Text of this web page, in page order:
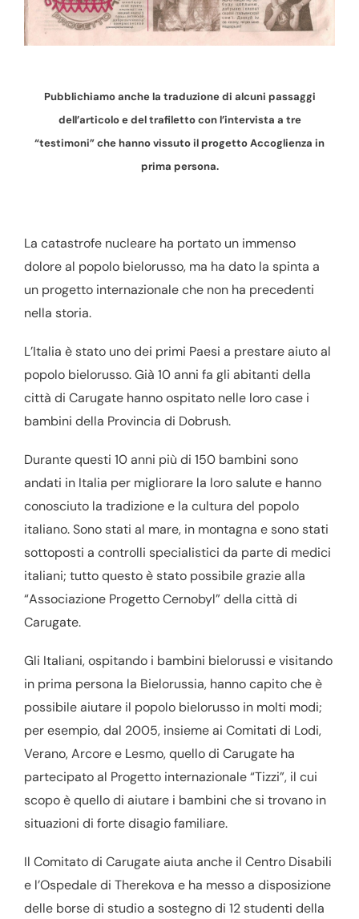
Pubblichiamo anche la traduzione di alcuni passaggi
dell’articolo e del trafiletto con l’intervista a tre
“testimoni” che hanno vissuto il progetto Accoglienza in
prima persona.
La catastrofe nucleare ha portato un immenso
dolore al popolo bielorusso, ma ha dato la spinta a
un progetto internazionale che non ha precedenti
nella storia.
L’Italia è stato uno dei primi Paesi a prestare aiuto al
popolo bielorusso. Già 10 anni fa gli abitanti della
città di Carugate hanno ospitato nelle loro case i
bambini della Provincia di Dobrush.
Durante questi 10 anni più di 150 bambini sono
andati in Italia per migliorare la loro salute e hanno
conosciuto la tradizione e la cultura del popolo
italiano. Sono stati al mare, in montagna e sono stati
sottoposti a controlli specialistici da parte di medici
italiani; tutto questo è stato possibile grazie alla
“Associazione Progetto Cernobyl” della città di
Carugate.
Gli Italiani, ospitando i bambini bielorussi e visitando
in prima persona la Bielorussia, hanno capito che è
possibile aiutare il popolo bielorusso in molti modi;
per esempio, dal 2005, insieme ai Comitati di Lodi,
Verano, Arcore e Lesmo, quello di Carugate ha
partecipato al Progetto internazionale “Tizzi”, il cui
scopo è quello di aiutare i bambini che si trovano in
situazioni di forte disagio familiare.
Il Comitato di Carugate aiuta anche il Centro Disabili
e l’Ospedale di Therekova e ha messo a disposizione
delle borse di studio a sostegno di 12 studenti della